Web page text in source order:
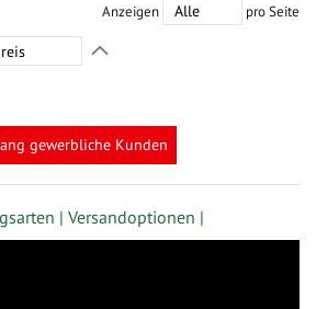
Anzeigen pro Seite
gewerbliche Kunden
| Versandoptionen |